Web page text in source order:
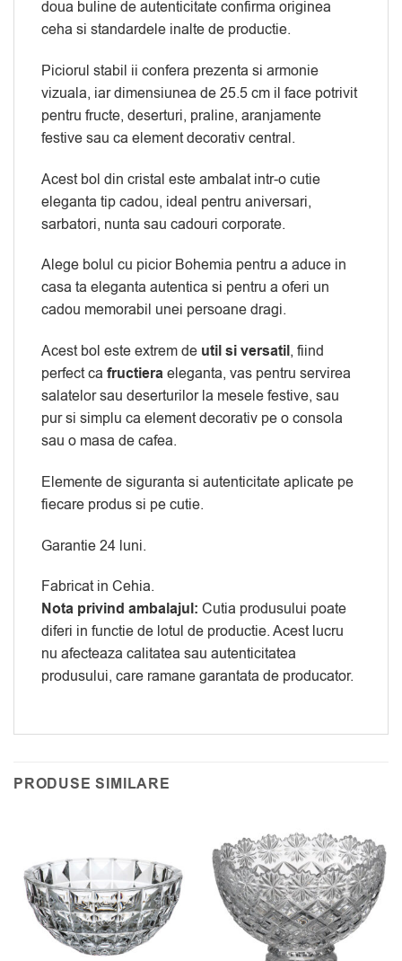
doua buline de autenticitate confirma originea
ceha si standardele inalte de productie.
Piciorul stabil ii confera prezenta si armonie
vizuala, iar dimensiunea de 25.5 cm il face potrivit
pentru fructe, deserturi, praline, aranjamente
festive sau ca element decorativ central.
Acest bol din cristal este ambalat intr-o cutie
eleganta tip cadou, ideal pentru aniversari,
sarbatori, nunta sau cadouri corporate.
Alege bolul cu picior Bohemia pentru a aduce in
casa ta eleganta autentica si pentru a oferi un
cadou memorabil unei persoane dragi.
Acest bol este extrem de util si versatil, fiind
perfect ca fructieraeleganta, vas pentru servirea
salatelor sau deserturilor la mesele festive, sau
pur si simplu ca element decorativ pe o consola
sau o masa de cafea.
Elemente de siguranta si autenticitate aplicate pe
fiecare produs si pe cutie.
Garantie 24 luni.
Fabricat in Cehia.
Nota privind ambalajul: Cutia produsului poate
diferi in functie de lotul de productie. Acest lucru
nu afecteaza calitatea sau autenticitatea
produsului, care ramane garantata de producator.
PRODUSE SIMILARE